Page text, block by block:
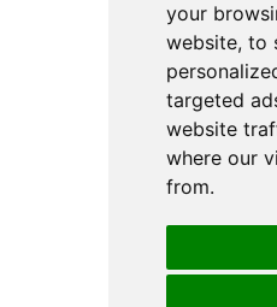
your
website, to
targeted
website
where our
from.
Lapa 1
Kopā 11
Atpakaļ uz
Visas tiesības